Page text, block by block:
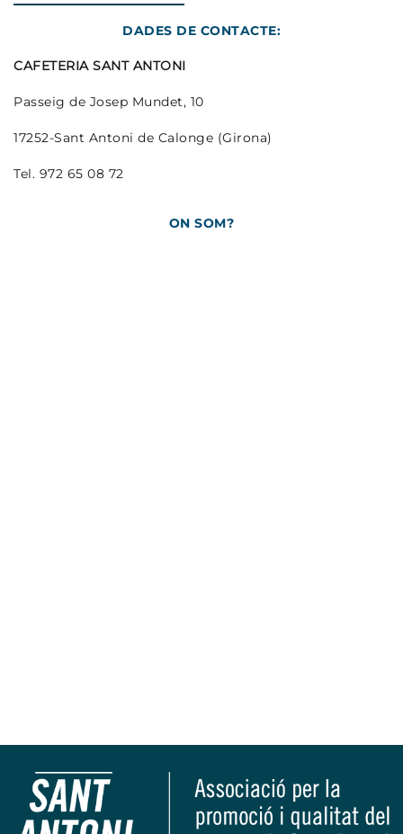
DADES DE CONTACTE:
CAFETERIA SANT ANTONI
Passeig de Josep Mundet, 10
17252-Sant Antoni de Calonge (Girona)
Tel. 972 65 08 72
ON SOM?